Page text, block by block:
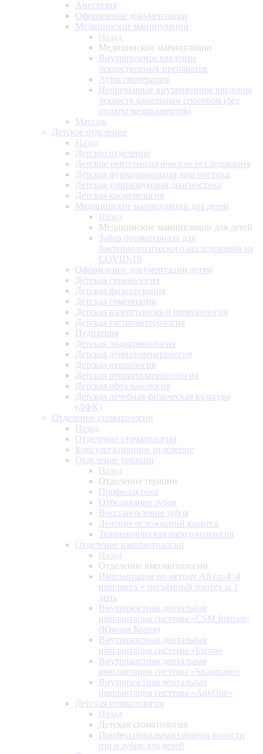
Анестезия
Оформление документации
Медицинские манипуляции
Назад
Медицинские манипуляции
Внутривенное введение
лекарственных препаратов
Аутогемотерапия
Непрерывное внутривенное введение
лекарств капельным способом (без
оплаты медикаментов)
Массаж
Детское отделение
Назад
Детское отделение
Детские рентгенологические исследования
Детская функциональная диагностика
Детская ультразвуковая диагностика
Детская косметология
Медицинские манипуляции для детей
Назад
Медицинские манипуляции для детей
Забор биоматериала для
бактериологического исследования на
COVID-19
Оформление документации детям
Детская гинекология
Детская физиотерапия
Детская гомеопатия
Детская аллергология и иммунология
Детская гастроэнтерология
Педиатрия
Детская эндокринология
Детская дерматовенерология
Детская неврология
Детская оториноларингология
Детская офтальмология
Детская лечебная физическая культура
(ЛФК)
Отделение стоматологии
Назад
Отделение стоматологии
Консультационное отделение
Отделение терапии
Назад
Отделение терапии
Профилактика
Отбеливание зубов
Восстановление зубов
Лечение осложнений кариеса
Терапевтическая пародонтология
Отделение имплантологии
Назад
Отделение имплантологии
Имплантация по методу All-on-4: 4
импланта + несъёмный протез за 1
день
Внутрикостная дентальная
имплантация системы «CSM Implant»
(Южная Корея)
Внутрикостная дентальная
имплантация системы «Impro»
Внутрикостная дентальная
имплантация системы «Straumann»
Внутрикостная дентальная
имплантация системы «AnyOne»
Детская стоматология
Назад
Детская стоматология
Профессиональная гигиена полости
рта и зубов для детей